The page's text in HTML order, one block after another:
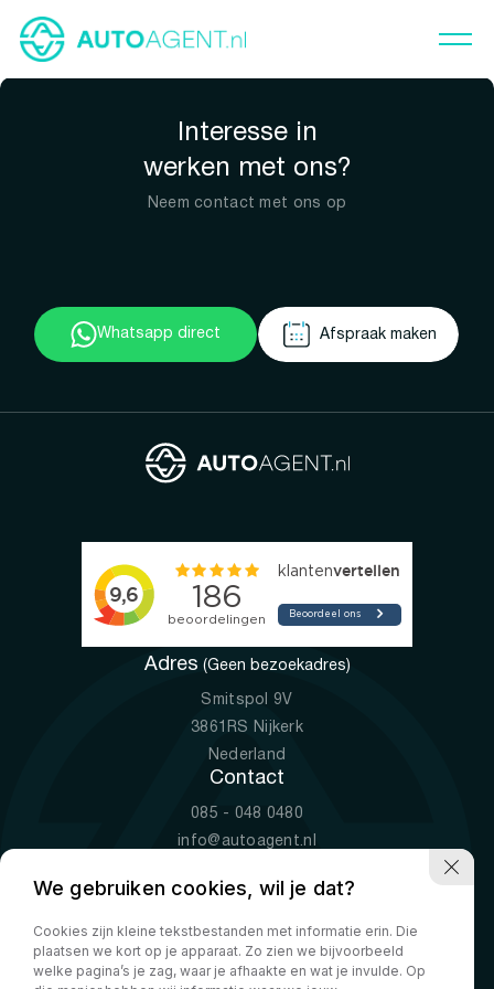
Interesse in
werken met ons?
Neem contact met ons op
Whatsapp direct Afspraak maken
Adres (Geen bezoekadres)
Smitspol 9V
3861RS Nijkerk
Nederland
Contact
085 - 048 0480
info@autoagent.nl
Openingstijden
Ma-Vr
09:00 - 19:00
Za
10:00 - 17:00
We gebruiken cookies, wil je dat?
Cookies zijn kleine tekstbestanden met informatie erin. Die
plaatsen we kort op je apparaat. Zo zien we bijvoorbeeld
welke pagina’s je zag, waar je afhaakte en wat je invulde. Op